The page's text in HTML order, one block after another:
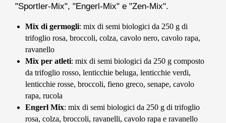
"Sportler-Mix", "Engerl-Mix" e "Zen-Mix".
Mix di germogli: mix di semi biologici da 250 g di
trifoglio rosa, broccoli, colza, cavolo nero, cavolo rapa,
ravanello
Mix per atleti: mix di semi biologici da 250 g composto
da trifoglio rosso, lenticchie beluga, lenticchie verdi,
lenticchie rosse, broccoli, fieno greco, senape, cavolo
rapa, rucola
Engerl Mix: mix di semi biologici da 250 g di trifoglio
rosa, colza, broccoli, ravanelli, cavolo rapa e ravanello